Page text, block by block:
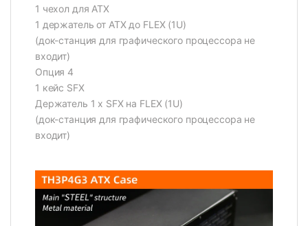
1 чехол для ATX
1 держатель от ATX до FLEX (1U)
(док-станция для графического процессора не
входит)
Опция 4
1 кейс SFX
Держатель 1 x SFX на FLEX (1U)
(док-станция для графического процессора не
входит)